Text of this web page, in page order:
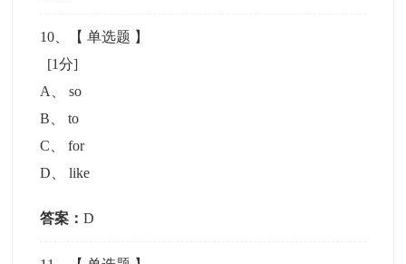
10 、【单选题 】
[1分]
A
、so
B 、to
C 、for
D 、like
答案：D